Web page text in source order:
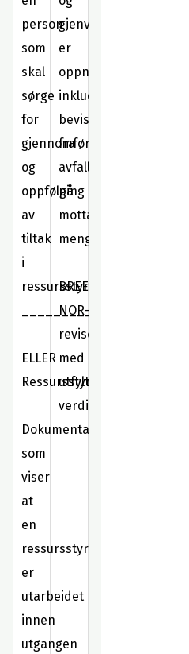
person
som
skal
sørge
for
gjennomføring
og
oppfølging
av
tiltak
i
ressursstyringsplan
____________
ELLER
Ressursstyringsplan
Dokumentasjon
som
viser
at
en
ressursstyringsplan
er
utarbeidet
innen
utgangen
gjenvinningsprosenten
er
oppnådd,
inkludert
bevis
fra
avfallsmottaker
på
mottatte
mengder
BREEAM-
NOR-
revisorrapport
med
utfylte
verdier.